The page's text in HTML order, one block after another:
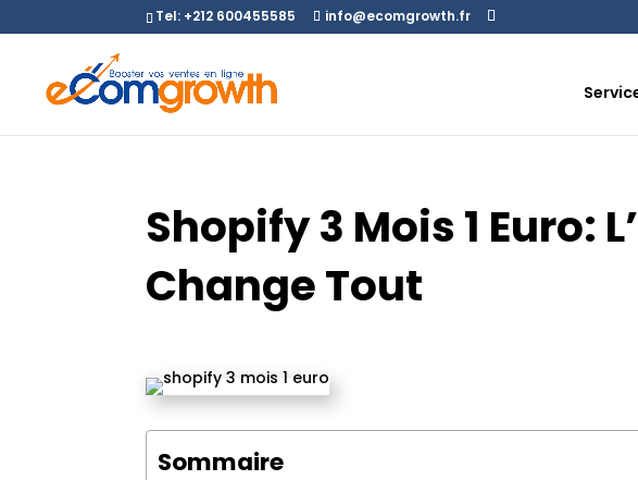
Tel: +212 600455585 info@ecomgrowth.fr
Shopify 3 Mois 1 Euro:
Change Tout
Sommaire